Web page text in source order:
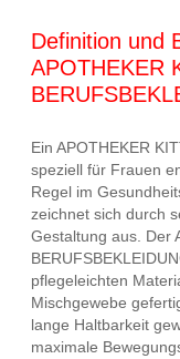
Definition und
APOTHEKER
Ein APOTHEKER
speziell für Frauen
Regel im
zeichnet sich durch
Gestaltung aus. Der
pflegeleichten
Mischgewebe
lange Haltbarkeit
maximale